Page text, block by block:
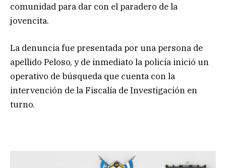
comunidad para dar con el paradero de la
jovencita.
La denuncia fue presentada por una persona de
apellido Peloso, y de inmediato la policía inició un
operativo de búsqueda que cuenta con la
intervención de la Fiscalía de Investigación en
turno.